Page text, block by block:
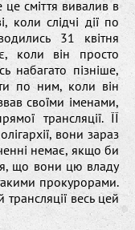
це сміття вивалив в
коли слідчі дії по
31 квітня
коли він просто
набагато пізніше,
по ним, коли він
своїми іменами,
трансляції. ЇЇ
вони зараз
немає, якщо би
що вони цю владу
прокурорами.
весь цей